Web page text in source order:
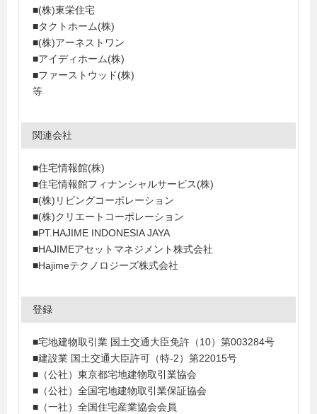
■(株)東栄住宅
■タクトホーム(株)
■(株)アーネストワン
■アイディホーム(株)
■ファーストウッド(株)
等
関連会社
■住宅情報館(株)
■住宅情報館フィナンシャルサービス(株)
■(株)リビングコーポレーション
■(株)クリエートコーポレーション
■PT.HAJIME INDONESIA JAYA
■HAJIMEアセットマネジメント株式会社
■Hajimeテクノロジーズ株式会社
登録
■宅地建物取引業 国土交通大臣免許（10）第003284号
■建設業 国土交通大臣許可（特-2）第22015号
■（公社）東京都宅地建物取引業協会
■（公社）全国宅地建物取引業保証協会
■（一社）全国住宅産業協会会員